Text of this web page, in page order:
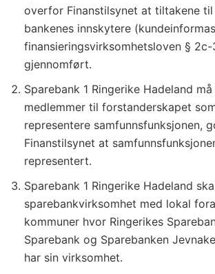
overfor Finanstilsynet at tiltakene
bankenes innskytere
finansieringsvirksomhetsloven §
gjennomført.
Sparebank 1 Ringerike Hadeland
medlemmer til forstanderskapet
representere samfunnsfunksjonen,
Finanstilsynet at
representert.
Sparebank 1 Ringerike Hadeland
sparebankvirksomhet med lokal
kommuner hvor Ringerikes
Sparebank og Sparebanken
har sin virksomhet.